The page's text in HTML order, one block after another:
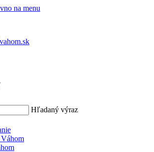
na menu
Hľadaný výraz